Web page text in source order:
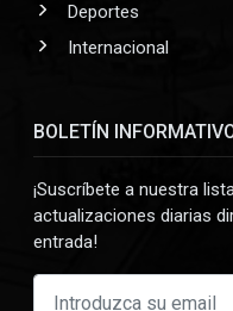
Deportes
Internacional
BOLETÍN
¡Suscríbete a nuestra
actualizaciones diarias
entrada!